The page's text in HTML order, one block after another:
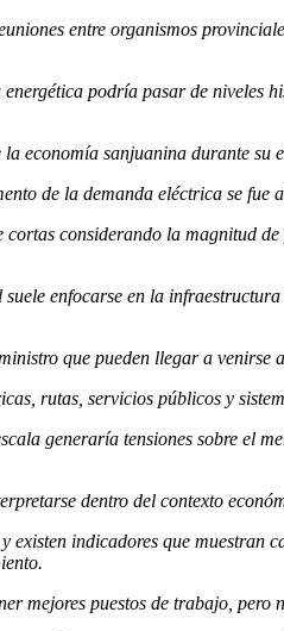
entre organismos
podría pasar de
economía sanjuanina durante su
de la demanda eléctrica se fue
considerando la magnitud
enfocarse en la
que pueden llegar a venirse
rutas, servicios públicos y
generaría tensiones sobre el
dentro del contexto
existen indicadores que
mejores puestos de trabajo,